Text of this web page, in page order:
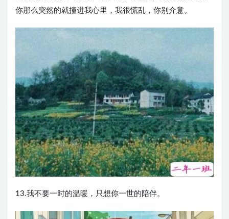
你那么突然的就撞进我心里，我很慌乱，你别介意。
13.我不要一时的温暖，只想你一世的陪伴。